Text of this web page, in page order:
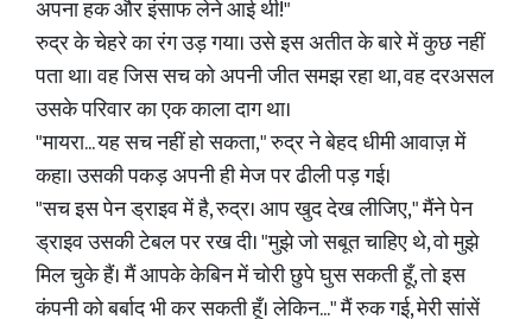
अपना हक और इंसाफ लेने आई थी!"
रुद्र के चेहरे का रंग उड़ गया। उसे इस अतीत के बारे में कुछ नहीं
पता था। वह जिस सच को अपनी जीत समझ रहा था, वह दरअसल
उसके परिवार का एक काला दाग था।
"मायरा... यह सच नहीं हो सकता," रुद्र ने बेहद धीमी आवाज़ में
कहा। उसकी पकड़ अपनी ही मेज पर ढीली पड़ गई।
"सच इस पेन ड्राइव में है, रुद्र। आप खुद देख लीजिए," मैंने पेन
ड्राइव उसकी टेबल पर रख दी। "मुझे जो सबूत चाहिए थे, वो मुझे
मिल चुके हैं। मैं आपके केबिन में चोरी छुपे घुस सकती हूँ, तो इस
कंपनी को बर्बाद भी कर सकती हूँ। लेकिन..." मैं रुक गई, मेरी सांसें